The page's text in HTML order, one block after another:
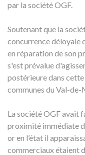
par la société OGF.
Soutenant que la
concurrence déloyale
en réparation de son
s'est prévalue
postérieure dans
communes du Val-de-
La société OGF avait
proximité immédiate
or en l’état il
commerciaux étaient